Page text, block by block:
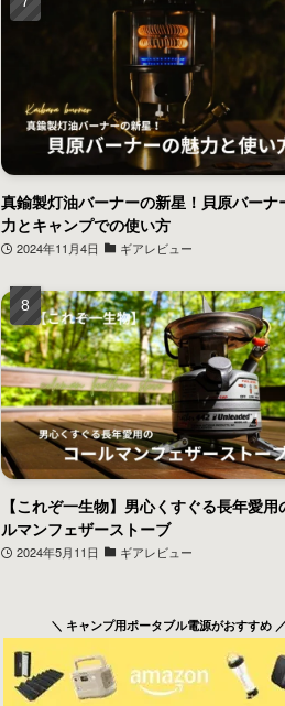
真鍮製灯油バーナーの新星！貝原バーナ
力とキャンプでの使い方
2024年11月4日 ギアレビュー
【これぞ一生物】男心くすぐる長年愛用
ルマンフェザーストーブ
2024年5月11日 ギアレビュー
＼ キャンプ用ポータブル電源がおすすめ ／